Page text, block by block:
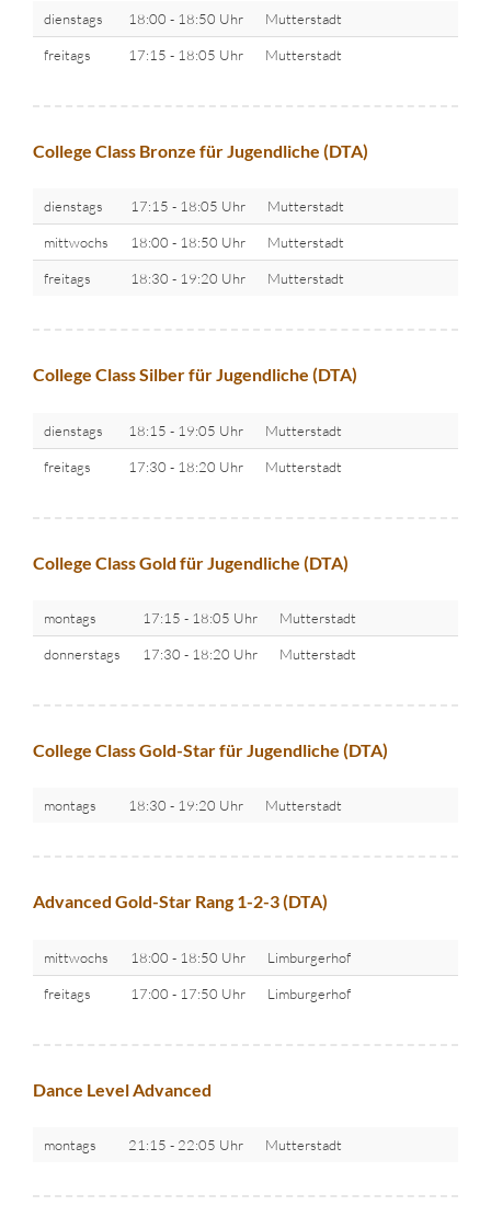
dienstags 18:00 - 18:50 Uhr Mutterstadt
freitags 17:15 - 18:05 Uhr Mutterstadt
College Class Bronze für Jugendliche (DTA)
dienstags 17:15 - 18:05 Uhr Mutterstadt
mittwochs 18:00 - 18:50 Uhr Mutterstadt
freitags 18:30 - 19:20 Uhr Mutterstadt
College Class Silber für Jugendliche (DTA)
dienstags 18:15 - 19:05 Uhr Mutterstadt
freitags 17:30 - 18:20 Uhr Mutterstadt
College Class Gold für Jugendliche (DTA)
montags 17:15 - 18:05 Uhr Mutterstadt
donnerstags 17:30 - 18:20 Uhr Mutterstadt
College Class Gold-Star für Jugendliche (DTA)
montags 18:30 - 19:20 Uhr Mutterstadt
Advanced Gold-Star Rang 1-2-3 (DTA)
mittwochs 18:00 - 18:50 Uhr Limburgerhof
freitags 17:00 - 17:50 Uhr Limburgerhof
Dance Level Advanced
montags 21:15 - 22:05 Uhr Mutterstadt